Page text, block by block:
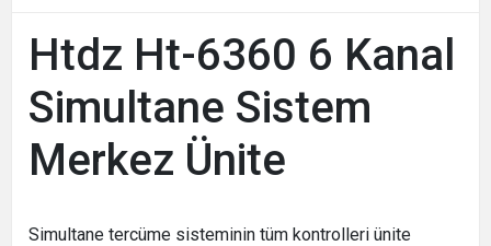
Htdz Ht-6360 6 Kanal
Simultane Sistem
Merkez Ünite
Simultane tercüme sisteminin tüm kontrolleri ünite